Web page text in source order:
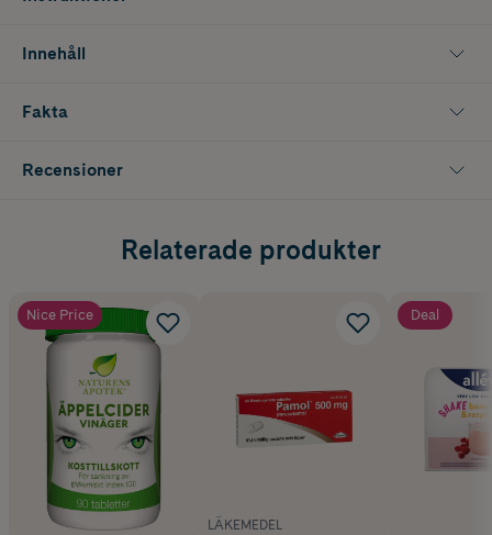
Innehåll
Fakta
Recensioner
Relaterade produkter
Nice Price
LÄKEMEDEL
Deal